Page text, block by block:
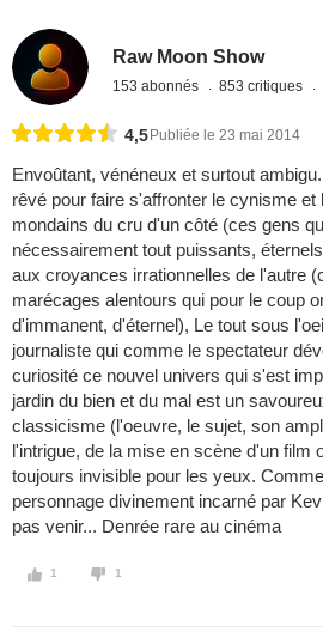
Raw Moon Show
153 abonnés 853 critiques
4,5 Publiée le 23 mai 2014
Envoûtant, vénéneux et surtout
rêvé pour faire s'affronter le cynisme et
mondains du cru d'un côté (ces gens
nécessairement tout puissants,
aux croyances irrationnelles de l'autre
marécages alentours qui pour le coup
d'immanent, d'éternel), Le tout sous
journaliste qui comme le spectateur
curiosité ce nouvel univers qui s'est
jardin du bien et du mal est un
classicisme (l'oeuvre, le sujet, son
l'intrigue, de la mise en scène d'un film
toujours invisible pour les yeux.
personnage divinement incarné par
pas venir... Denrée rare au cinéma
1 1